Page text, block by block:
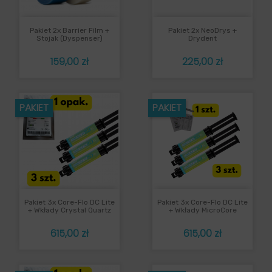
Pakiet 2x Barrier Film +
Stojak (dyspenser)
Cena
159,00 zł
Pakiet 2x NeoDrys +
Drydent
Cena
225,00 zł
Pakiet 3x Core-Flo DC Lite
+ Wkłady Crystal Quartz
Cena
615,00 zł
PAKIET
Pakiet 3x Core-Flo DC Lite
+ Wkłady MicroCore
Cena
615,00 zł
PAKIET